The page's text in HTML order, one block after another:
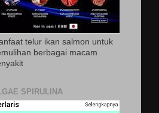
telur ikan salmon untuk
berbagai macam
SPIRULINA